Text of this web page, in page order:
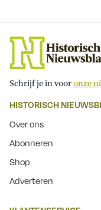
Schrijf je in vooronze
HISTORISCH
Over ons
Abonneren
Shop
Adverteren